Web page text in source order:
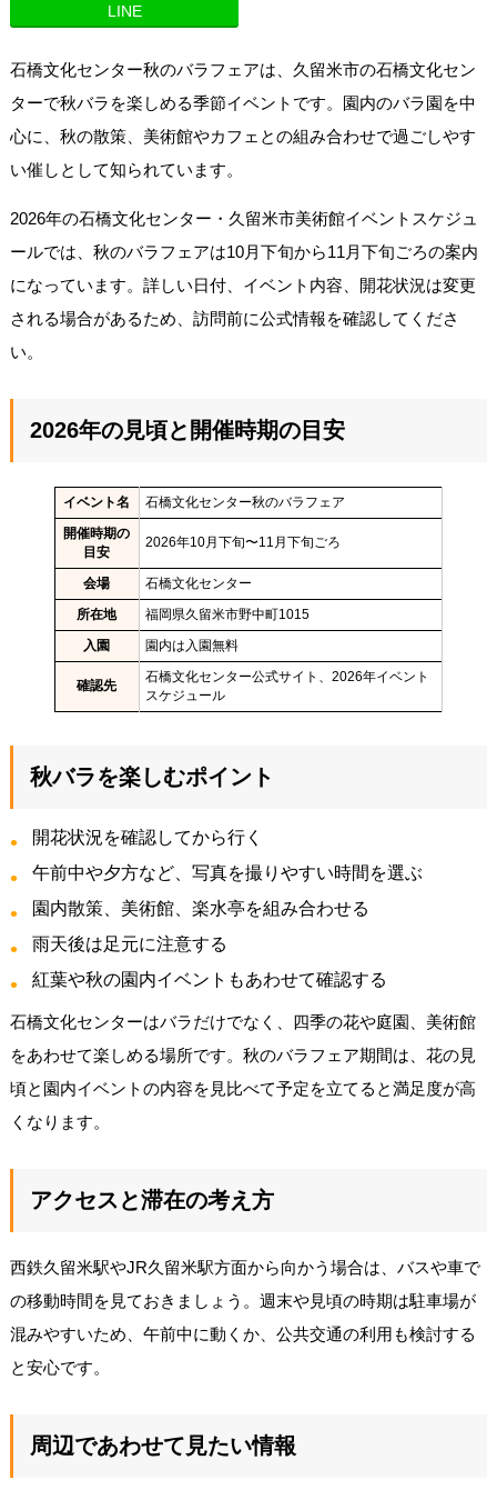
LINE
石橋文化センター秋のバラフェアは、久留米市の石橋文化セン
ターで秋バラを楽しめる季節イベントです。園内のバラ園を中
心に、秋の散策、美術館やカフェとの組み合わせで過ごしやす
い催しとして知られています。
2026年の石橋文化センター・久留米市美術館イベントスケジュ
ールでは、秋のバラフェアは10月下旬から11月下旬ごろの案内
になっています。詳しい日付、イベント内容、開花状況は変更
される場合があるため、訪問前に公式情報を確認してくださ
い。
2026年の見頃と開催時期の目安
イベント名
石橋文化センター秋のバラフェア
開催時期の
目安
2026年10月下旬〜11月下旬ごろ
会場
石橋文化センター
所在地
福岡県久留米市野中町1015
入園
園内は入園無料
確認先
石橋文化センター公式サイト、2026年イベント
スケジュール
秋バラを楽しむポイント
開花状況を確認してから行く
午前中や夕方など、写真を撮りやすい時間を選ぶ
園内散策、美術館、楽水亭を組み合わせる
雨天後は足元に注意する
紅葉や秋の園内イベントもあわせて確認する
石橋文化センターはバラだけでなく、四季の花や庭園、美術館
をあわせて楽しめる場所です。秋のバラフェア期間は、花の見
頃と園内イベントの内容を見比べて予定を立てると満足度が高
くなります。
アクセスと滞在の考え方
西鉄久留米駅やJR久留米駅方面から向かう場合は、バスや車で
の移動時間を見ておきましょう。週末や見頃の時期は駐車場が
混みやすいため、午前中に動くか、公共交通の利用も検討する
と安心です。
周辺であわせて見たい情報